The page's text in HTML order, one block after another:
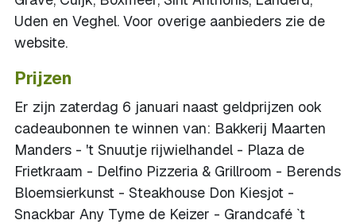
Uden en Veghel. Voor overige aanbieders zie de
website.
Prijzen
Er zijn zaterdag 6 januari naast geldprijzen ook
cadeaubonnen te winnen van: Bakkerij Maarten
Manders - 't Snuutje rijwielhandel - Plaza de
Frietkraam - Delfino Pizzeria & Grillroom - Berends
Bloemsierkunst - Steakhouse Don Kiesjot -
Snackbar Any Tyme de Keizer - Grandcafé `t